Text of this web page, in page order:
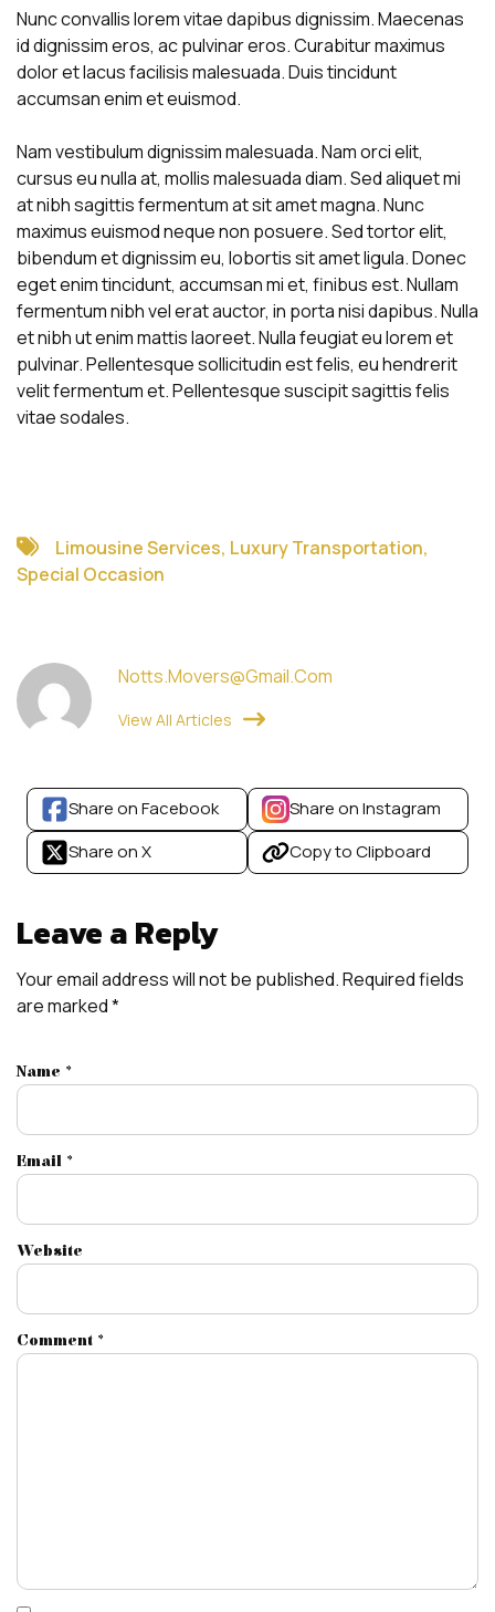
Nunc convallis lorem vitae dapibus dignissim. Maecenas
id dignissim eros, ac pulvinar eros. Curabitur maximus
dolor et lacus facilisis malesuada. Duis tincidunt
accumsan enim et euismod.
Nam vestibulum dignissim malesuada. Nam orci elit,
cursus eu nulla at, mollis malesuada diam. Sed aliquet mi
at nibh sagittis fermentum at sit amet magna. Nunc
maximus euismod neque non posuere. Sed tortor elit,
bibendum et dignissim eu, lobortis sit amet ligula. Donec
eget enim tincidunt, accumsan mi et, finibus est. Nullam
fermentum nibh vel erat auctor, in porta nisi dapibus. Nulla
et nibh ut enim mattis laoreet. Nulla feugiat eu lorem et
pulvinar. Pellentesque sollicitudin est felis, eu hendrerit
velit fermentum et. Pellentesque suscipit sagittis felis
vitae sodales.
Limousine Services, Luxury Transportation,
Special Occasion
Notts.movers@gmail.com
View All Articles
Share on Facebook
Share on Instagram
Share on X
Copy to Clipboard
Leave a Reply
Your email address will not be published.Required fields
are marked*
Name *
Email *
Website
Comment *